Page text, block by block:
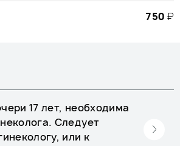
750 ₽
17 лет, необходима
Следует
или к